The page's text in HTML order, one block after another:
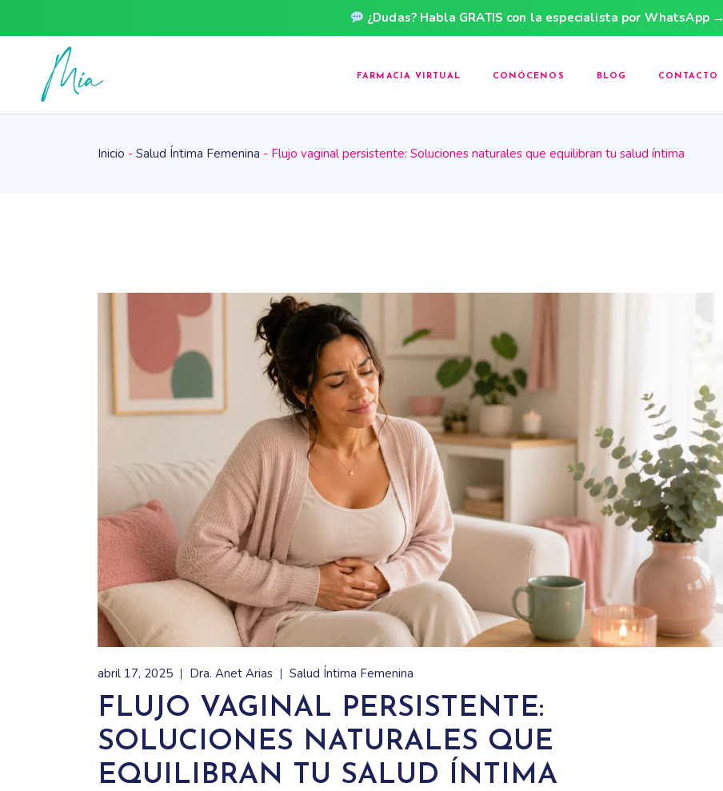
¿Dudas? Habla GRATIS con la especialista por WhatsApp →
Skip
FARMACIA VIRTUAL CONÓCENOS BLOG CONTACTO
Inicio Salud Íntima Femenina Flujo vaginal persistente: Soluciones naturales que equilibran tu salud íntima
abril 17, 2025 Dra. Anet Arias Salud Íntima Femenina
FLUJO VAGINAL PERSISTENTE:
SOLUCIONES NATURALES QUE
EQUILIBRAN TU SALUD ÍNTIMA